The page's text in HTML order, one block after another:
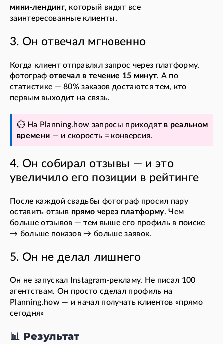
мини-лендинг, который видят все
заинтересованные клиенты.
3. Он отвечал мгновенно
Когда клиент отправлял запрос через платформу,
фотограф отвечал в течение 15 минут. А по
статистике — 80% заказов достаются тем, кто
первым выходит на связь.
⏱️ На Planning.how запросы приходят в реальном
времени — и скорость = конверсия.
4. Он собирал отзывы — и это
увеличило его позиции в рейтинге
После каждой свадьбы фотограф просил пару
оставить отзыв прямо через платформу. Чем
больше отзывов — тем выше его профиль в поиске
→ больше показов → больше заявок.
5. Он не делал лишнего
Он не запускал Instagram-рекламу. Не писал 100
агентствам. Он просто сделал профиль на
Planning.how — и начал получать клиентов «прямо
сегодня»
📊 Результат